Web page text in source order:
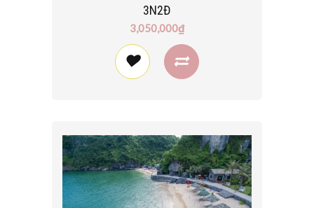
3N2Đ
3,050,000₫